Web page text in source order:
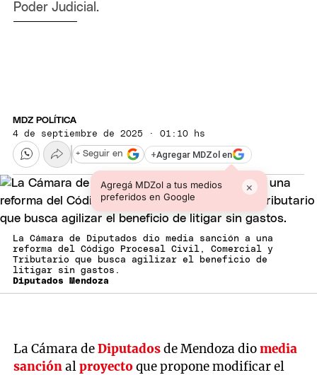
Poder Judicial.
MDZ POLÍTICA
4 de septiembre de 2025 · 01:10 hs
+Agregar MDZol en
Agregá MDZol a tus medios
preferidos en Google
×
+ Seguir en
La Cámara de Diputados dio media sanción a una
reforma del Código Procesal Civil, Comercial y
Tributario que busca agilizar el beneficio de
litigar sin gastos.
Diputados Mendoza
La Cámara deDiputadosde Mendoza diomedia
sanciónalproyectoque propone modificar el